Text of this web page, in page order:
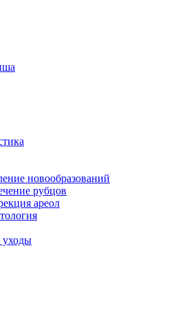
новообразований
рубцов
ареол
уходы